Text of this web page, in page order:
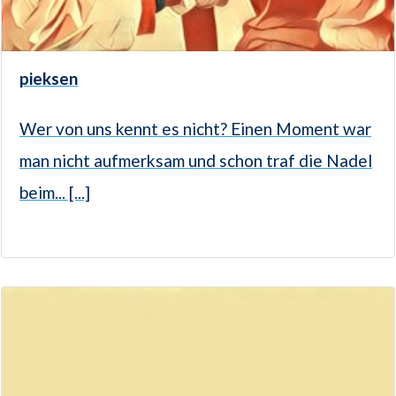
pieksen
Wer von uns kennt es nicht? Einen Moment war
man nicht aufmerksam und schon traf die Nadel
beim... [...]